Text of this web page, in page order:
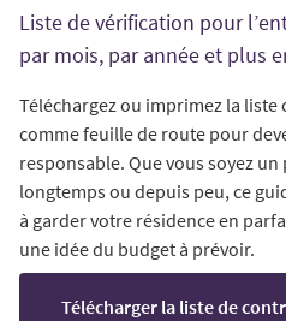
Liste de vérification pour
par mois, par année et plus
Téléchargez ou imprimez la liste
comme feuille de route pour
responsable. Que vous soyez
longtemps ou depuis peu, ce
à garder votre résidence en
une idée du budget à prévoir.
Télécharger la liste de